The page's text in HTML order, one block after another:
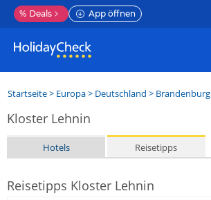
% Deals App öffnen
Startseite> Europa> Deutschland > Brandenburg
Kloster Lehnin
Hotels Reisetipps
Reisetipps Kloster Lehnin